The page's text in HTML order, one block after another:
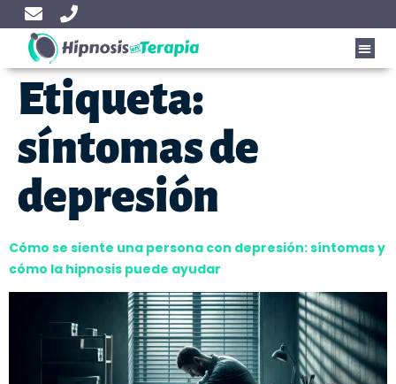
Etiqueta:
síntomas de
depresión
Cómo se siente una persona con depresión: síntomas y
cómo la hipnosis puede ayudar